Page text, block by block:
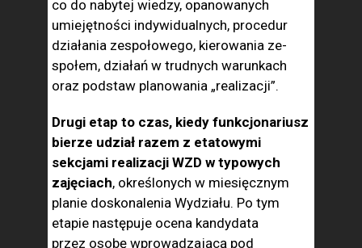
co do nabytej wiedzy, opanowanych
umiejętności indywidualnych, procedur
działania zespołowego, kierowania ze­
społem, działań w trudnych warunkach
oraz pod­staw planowania „realizacji”.
Drugi etap to czas, kiedy funkcjonariusz
bierze udział razem z etatowymi
sekcjami re­alizacji WZD w typowych
zajęciach, określonych w miesięcznym
planie doskonalenia Wydziału. Po tym
etapie następuje ocena kandydata
przez osobę wprowadzającą pod